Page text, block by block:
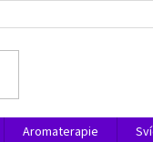
Aromaterapie